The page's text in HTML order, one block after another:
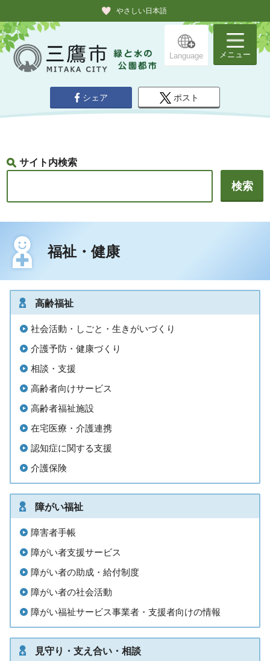
やさしい日本語
Language メニュー
シェア ポスト
サイト内検索
福祉・健康
高齢福祉
社会活動・しごと・生きがいづくり
介護予防・健康づくり
相談・支援
高齢者向けサービス
高齢者福祉施設
在宅医療・介護連携
認知症に関する支援
介護保険
障がい福祉
障害者手帳
障がい者支援サービス
障がい者の助成・給付制度
障がい者の社会活動
障がい福祉サービス事業者・支援者向けの情報
見守り・支え合い・相談